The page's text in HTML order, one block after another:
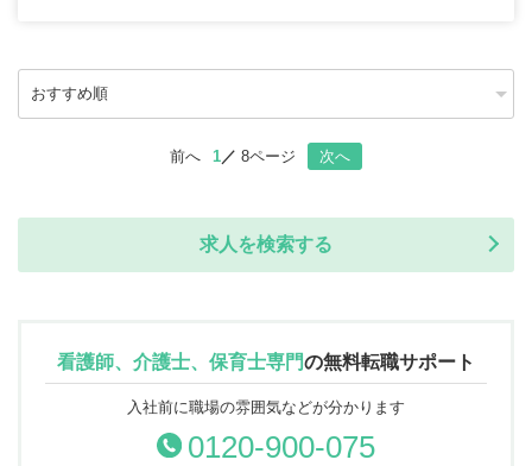
前へ 1 8ページ 次へ
求人を検索する
看護師、介護士、保育士専門の無料転職サポート
入社前に職場の雰囲気などが分かります
0120-900-075